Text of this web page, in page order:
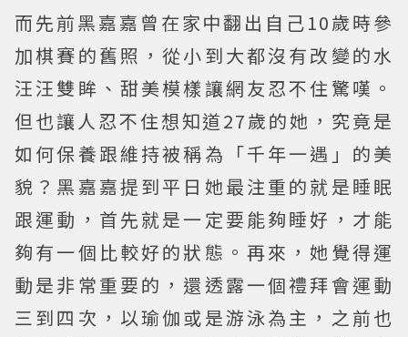
而先前黑嘉嘉曾在家中翻出自己10歲時參
加棋賽的舊照，從小到大都沒有改變的水
汪汪雙眸、甜美模樣讓網友忍不住驚嘆。
但也讓人忍不住想知道27歲的她，究竟是
如何保養跟維持被稱為「千年一遇」的美
貌？黑嘉嘉提到平日她最注重的就是睡眠
跟運動，首先就是一定要能夠睡好，才能
夠有一個比較好的狀態。再來，她覺得運
動是非常重要的，還透露一個禮拜會運動
三到四次，以瑜伽或是游泳為主，之前也